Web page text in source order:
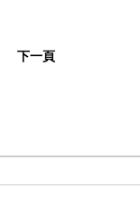
下一頁